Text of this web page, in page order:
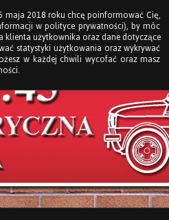
maja 2018 roku chcę poinformować Cię,
w polityce prywatności), by móc
klienta użytkownika oraz dane dotyczące
statystyki użytkowania oraz wykrywać
w każdej chwili wycofać oraz masz